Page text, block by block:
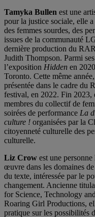
Tamyka Bullen est une
pour la justice sociale, elle
des femmes sourdes, des
issues de la communauté
dernière production du
Judith Thompson. Parmi
l’exposition Hidden en
Toronto. Cette même
présentée dans le cadre
festival, en 2022. Fin 2023,
membres du collectif de
soirées de performance La
culture ! organisées par la
citoyenneté culturelle des
culturelle.
Liz Crow est une
œuvre dans les domaines
du texte, intéressée par le
changement. Ancienne
for Science, Technology
Roaring Girl Productions,
pratique sur les possibilités